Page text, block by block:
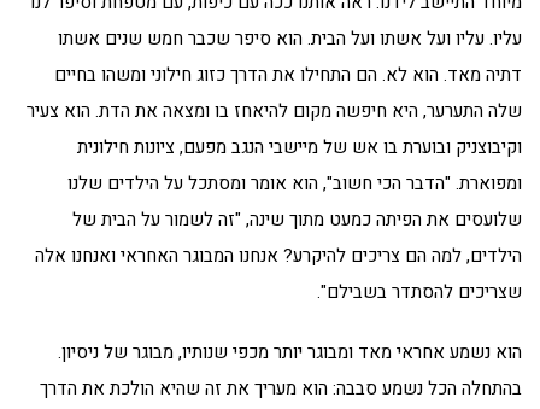
עליו. עליו ועל אשתו ועל הבית. הוא סיפר שכבר חמש שנים אשתו
דתיה מאד. הוא לא. הם התחילו את הדרך כזוג חילוני ומשהו בחיים
שלה התערער, היא חיפשה מקום להיאחז בו ומצאה את הדת. הוא צעיר
וקיבוצניק ובוערת בו אש של מיישבי הנגב מפעם, ציונות חילונית
ומפוארת. "הדבר הכי חשוב", הוא אומר ומסתכל על הילדים שלנו
שלועסים את הפיתה כמעט מתוך שינה, "זה לשמור על הבית של
הילדים, למה הם צריכים להיקרע? אנחנו המבוגר האחראי ואנחנו אלה
שצריכים להסתדר בשבילם".
הוא נשמע אחראי מאד ומבוגר יותר מכפי שנותיו, מבוגר של ניסיון.
בהתחלה הכל נשמע סבבה: הוא מעריך את זה שהיא הולכת את הדרך